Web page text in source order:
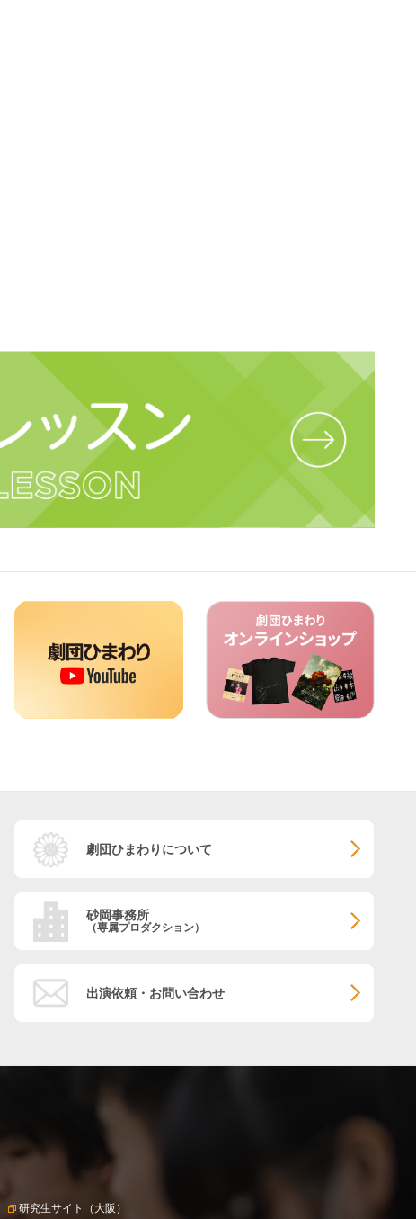
劇団ひまわりについて
砂岡事務所
（専属プロダクション）
出演依頼・お問い合わせ
研究生サイト（大阪）